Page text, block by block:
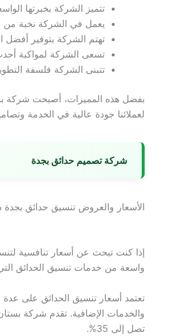
تتميز الشركة بخبرتها
يعمل في الشركة نخبة من
تهتم الشركة بتوفير أفضل
تسعى الشركة لمواكبة أحدث
تتبنى الشركة فلسفة
بفضل هذه المميزات، أصبحت شركة
لعملائنا جودة عالية في الخدمة
شركة تصميم حدائق بجدة
الأسعار والعروض تنسيق حدائق
إذا كنت تبحث عن أسعار تنافسية
واسعة من خدمات تنسيق الحدائق
تعتمد أسعار تنسيق الحدائق على
والخدمات الإضافية. تقدم شركة
تصل إلى 35%.